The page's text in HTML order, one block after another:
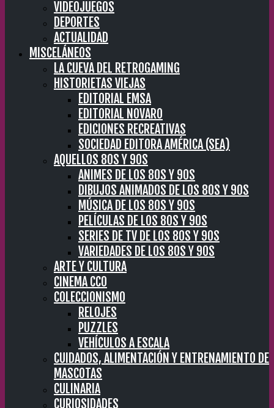
VIDEOJUEGOS
DEPORTES
ACTUALIDAD
MISCELÁNEOS
LA CUEVA DEL RETROGAMING
HISTORIETAS VIEJAS
EDITORIAL EMSA
EDITORIAL NOVARO
EDICIONES RECREATIVAS
SOCIEDAD EDITORA AMÉRICA (SEA)
AQUELLOS 80S Y 90S
ANIMES DE LOS 80S Y 90S
DIBUJOS ANIMADOS DE LOS 80S Y 90S
MÚSICA DE LOS 80S Y 90S
PELÍCULAS DE LOS 80S Y 90S
SERIES DE TV DE LOS 80S Y 90S
VARIEDADES DE LOS 80S Y 90S
ARTE Y CULTURA
CINEMA CC0
COLECCIONISMO
RELOJES
PUZZLES
VEHÍCULOS A ESCALA
CUIDADOS, ALIMENTACIÓN Y ENTRENAMIENTO DE
MASCOTAS
CULINARIA
CURIOSIDADES